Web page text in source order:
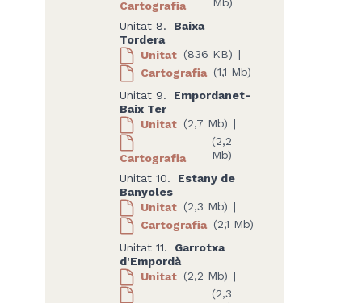
Cartografia
Mb)
Unitat 8.
Baixa
Tordera
Unitat (836 KB) |
Cartografia (1,1 Mb)
Unitat 9.
Empordanet-
Baix Ter
Unitat (2,7 Mb) |
Cartografia
(2,2
Mb)
Unitat 10.
Estany de
Banyoles
Unitat (2,3 Mb) |
Cartografia (2,1 Mb)
Unitat 11.
Garrotxa
d'Empordà
Unitat (2,2 Mb) |
(2,3